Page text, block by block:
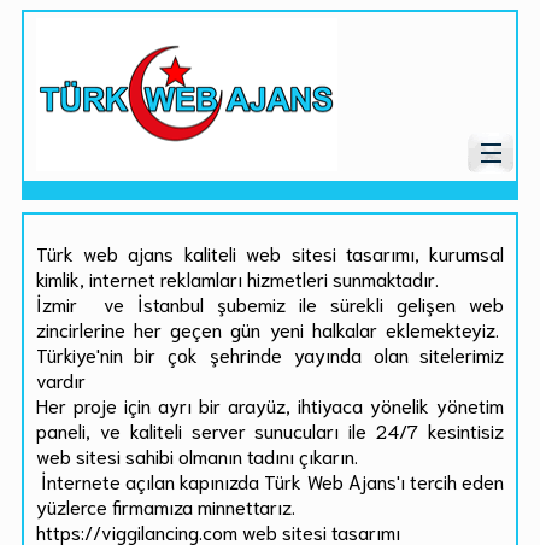
Türk web ajans kaliteli web sitesi tasarımı, kurumsal
kimlik, internet reklamları hizmetleri sunmaktadır.
İzmir ve İstanbul şubemiz ile sürekli gelişen web
zincirlerine her geçen gün yeni halkalar eklemekteyiz.
Türkiye'nin bir çok şehrinde yayında olan sitelerimiz
vardır
Her proje için ayrı bir arayüz, ihtiyaca yönelik yönetim
paneli, ve kaliteli server sunucuları ile 24/7 kesintisiz
web sitesi sahibi olmanın tadını çıkarın.
İnternete açılan kapınızda Türk Web Ajans'ı tercih eden
yüzlerce firmamıza minnettarız.
https://viggilancing.com web sitesi tasarımı